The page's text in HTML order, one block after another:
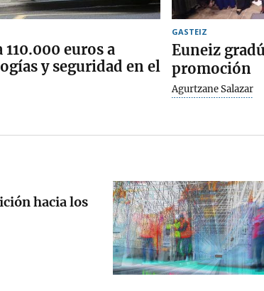
euros a
y seguridad en el
GASTEIZ
Euneiz
promoción
Agurtzane Salazar
hacia los